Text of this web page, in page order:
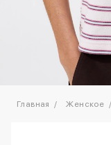
Главная Женское